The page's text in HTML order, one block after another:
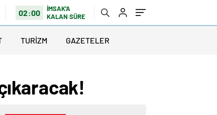
02:00
İMSAK'A
KALAN SÜRE
TURİZM GAZETELER